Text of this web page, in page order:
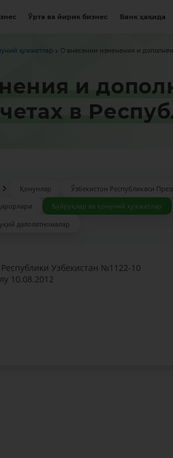
Ўрта ва йирик бизнес Банк ҳақида
ҳужжатлар О внесении изменения и
и
в
Қонунлар
Ўзбекистон Республикаси
Буйруқлар ва қонуний ҳужжатлар
далолатномалар
Узбекистан №1122-10
10.08.2012